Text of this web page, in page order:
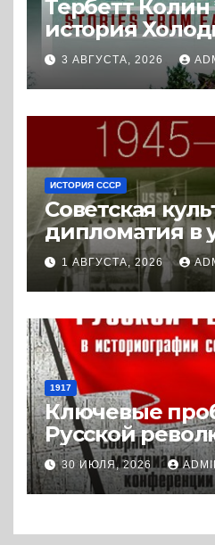
Тербетт
история
истории с
(2023) *
3 АВГУСТА, 2026
ИСТОРИЯ СССР
Советская
дипломатия в
Холодной
(2018) * Книга
1 АВГУСТА, 2026
1917
Ключевые
Русской
сегодняшнего
Книга
30 ИЮЛЯ, 2026